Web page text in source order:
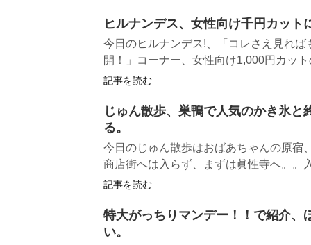
ヒルナンデス、女性向け千円カット
今日のヒルナンデス!、「コレさえ見れ
開！」コーナー、女性向け1,000円カッ
記事を読む
じゅん散歩、巣鴨で人気のかき氷
る。
今日のじゅん散歩はおばあちゃんの原宿
商店街へは入らず、まずは眞性寺へ。。
記事を読む
特大がっちりマンデー！！で紹介、
い。